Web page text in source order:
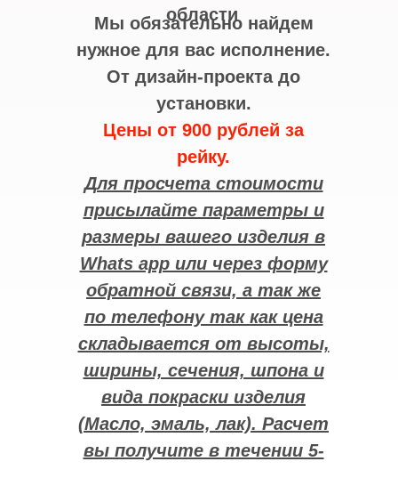
области
Мы обязательно найдем
нужное для вас исполнение.
От дизайн-проекта до
установки.
Цены от 900 рублей за
рейку.
Для просчета стоимости
присылайте параметры и
размеры вашего изделия в
Whats app или через форму
обратной связи, а так же
по телефону так как цена
складывается от высоты,
ширины, сечения, шпона и
вида покраски изделия
(Масло, эмаль, лак). Расчет
вы получите в течении 5-